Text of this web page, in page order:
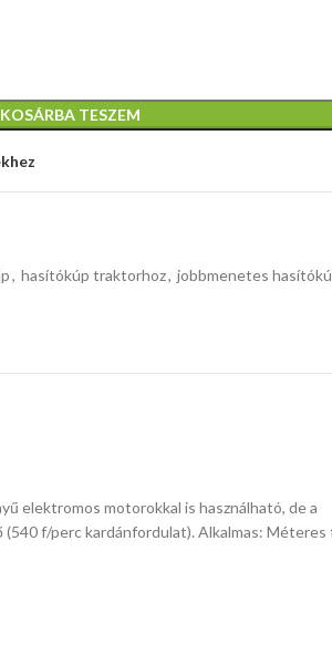
KOSÁRBA TESZEM
, hasítókúp traktorhoz, jobbmenetes
elektromos motorokkal is használható, de a
f/perc kardánfordulat). Alkalmas: Méteres